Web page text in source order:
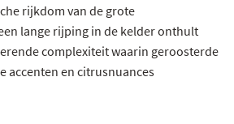
rijkdom van de grote
lange rijping in de kelder onthult
complexiteit waarin geroosterde
accenten en citrusnuances